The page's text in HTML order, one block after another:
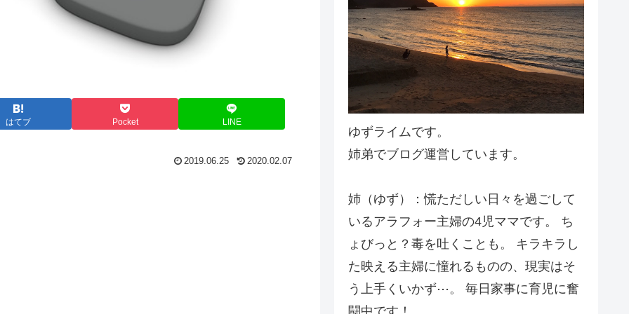
はてブ Pocket LINE
2019.06.25 2020.02.07
ゆずライムです。
姉弟でブログ運営しています。
姉（ゆず）：慌ただしい日々を過ごして
いるアラフォー主婦の4児ママです。 ち
ょびっと？毒を吐くことも。 キラキラし
た映える主婦に憧れるものの、現実はそ
う上手くいかず⋯。 毎日家事に育児に奮
闘中です！